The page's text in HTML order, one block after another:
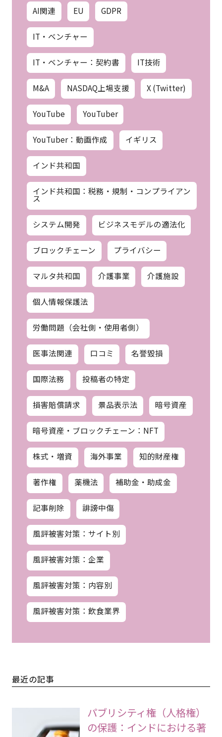
AI関連 EU GDPR
IT・ベンチャー
IT・ベンチャー：契約書 IT技術
M&A NASDAQ上場支援 X (Twitter)
YouTube YouTuber
YouTuber：動画作成 イギリス
インド共和国
インド共和国：税務・規制・コンプライアン
ス
システム開発 ビジネスモデルの適法化
ブロックチェーン プライバシー
マルタ共和国 介護事業 介護施設
個人情報保護法
労働問題（会社側・使用者側）
医事法関連 口コミ 名誉毀損
国際法務 投稿者の特定
損害賠償請求 景品表示法 暗号資産
暗号資産・ブロックチェーン：NFT
株式・増資 海外事業 知的財産権
著作権 薬機法 補助金・助成金
記事削除 誹謗中傷
風評被害対策：サイト別
風評被害対策：企業
風評被害対策：内容別
風評被害対策：飲食業界
最近の記事
パブリシティ権（人格権）
の保護：インドにおける著